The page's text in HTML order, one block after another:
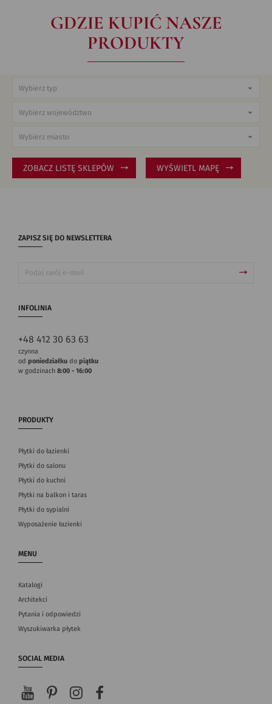
GDZIE KUPIĆ NASZE
PRODUKTY
ZOBACZ LISTĘ SKLEPÓW WYŚWIETL MAPĘ
ZAPISZ SIĘ DO NEWSLETTERA
INFOLINIA
+48 412 30 63 63
czynna
od poniedziałku do piątku
w godzinach 8:00 - 16:00
PRODUKTY
Płytki do łazienki
Płytki do salonu
Płytki do kuchni
Płytki na balkon i taras
Płytki do sypialni
Wyposażenie łazienki
MENU
Katalogi
Architekci
Pytania i odpowiedzi
Wyszukiwarka płytek
SOCIAL MEDIA